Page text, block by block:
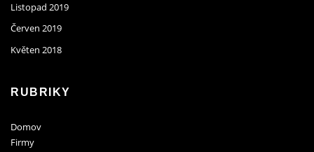
Listopad 2019
Červen 2019
Květen 2018
RUBRIKY
Domov
Firmy